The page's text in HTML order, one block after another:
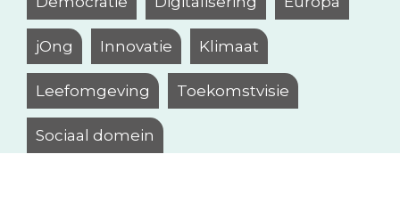
jOng Innovatie Klimaat
Leefomgeving Toekomstvisie
Sociaal domein